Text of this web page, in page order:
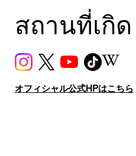
สถานที่เกิด
オフィシャル公式HPはこちら